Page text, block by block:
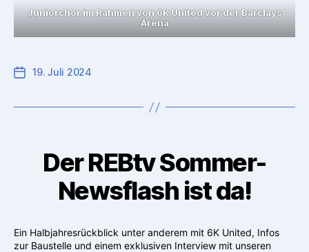
Juniorchor im Rahmen von 6K United vor der Barclays
Arena
19. Juli 2024
Der REBtv Sommer-
Newsflash ist da!
Ein Halbjahresrückblick unter anderem mit 6K United, Infos
zur Baustelle und einem exklusiven Interview mit unseren